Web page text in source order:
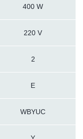
400 W
220 V
2
E
WBYUC